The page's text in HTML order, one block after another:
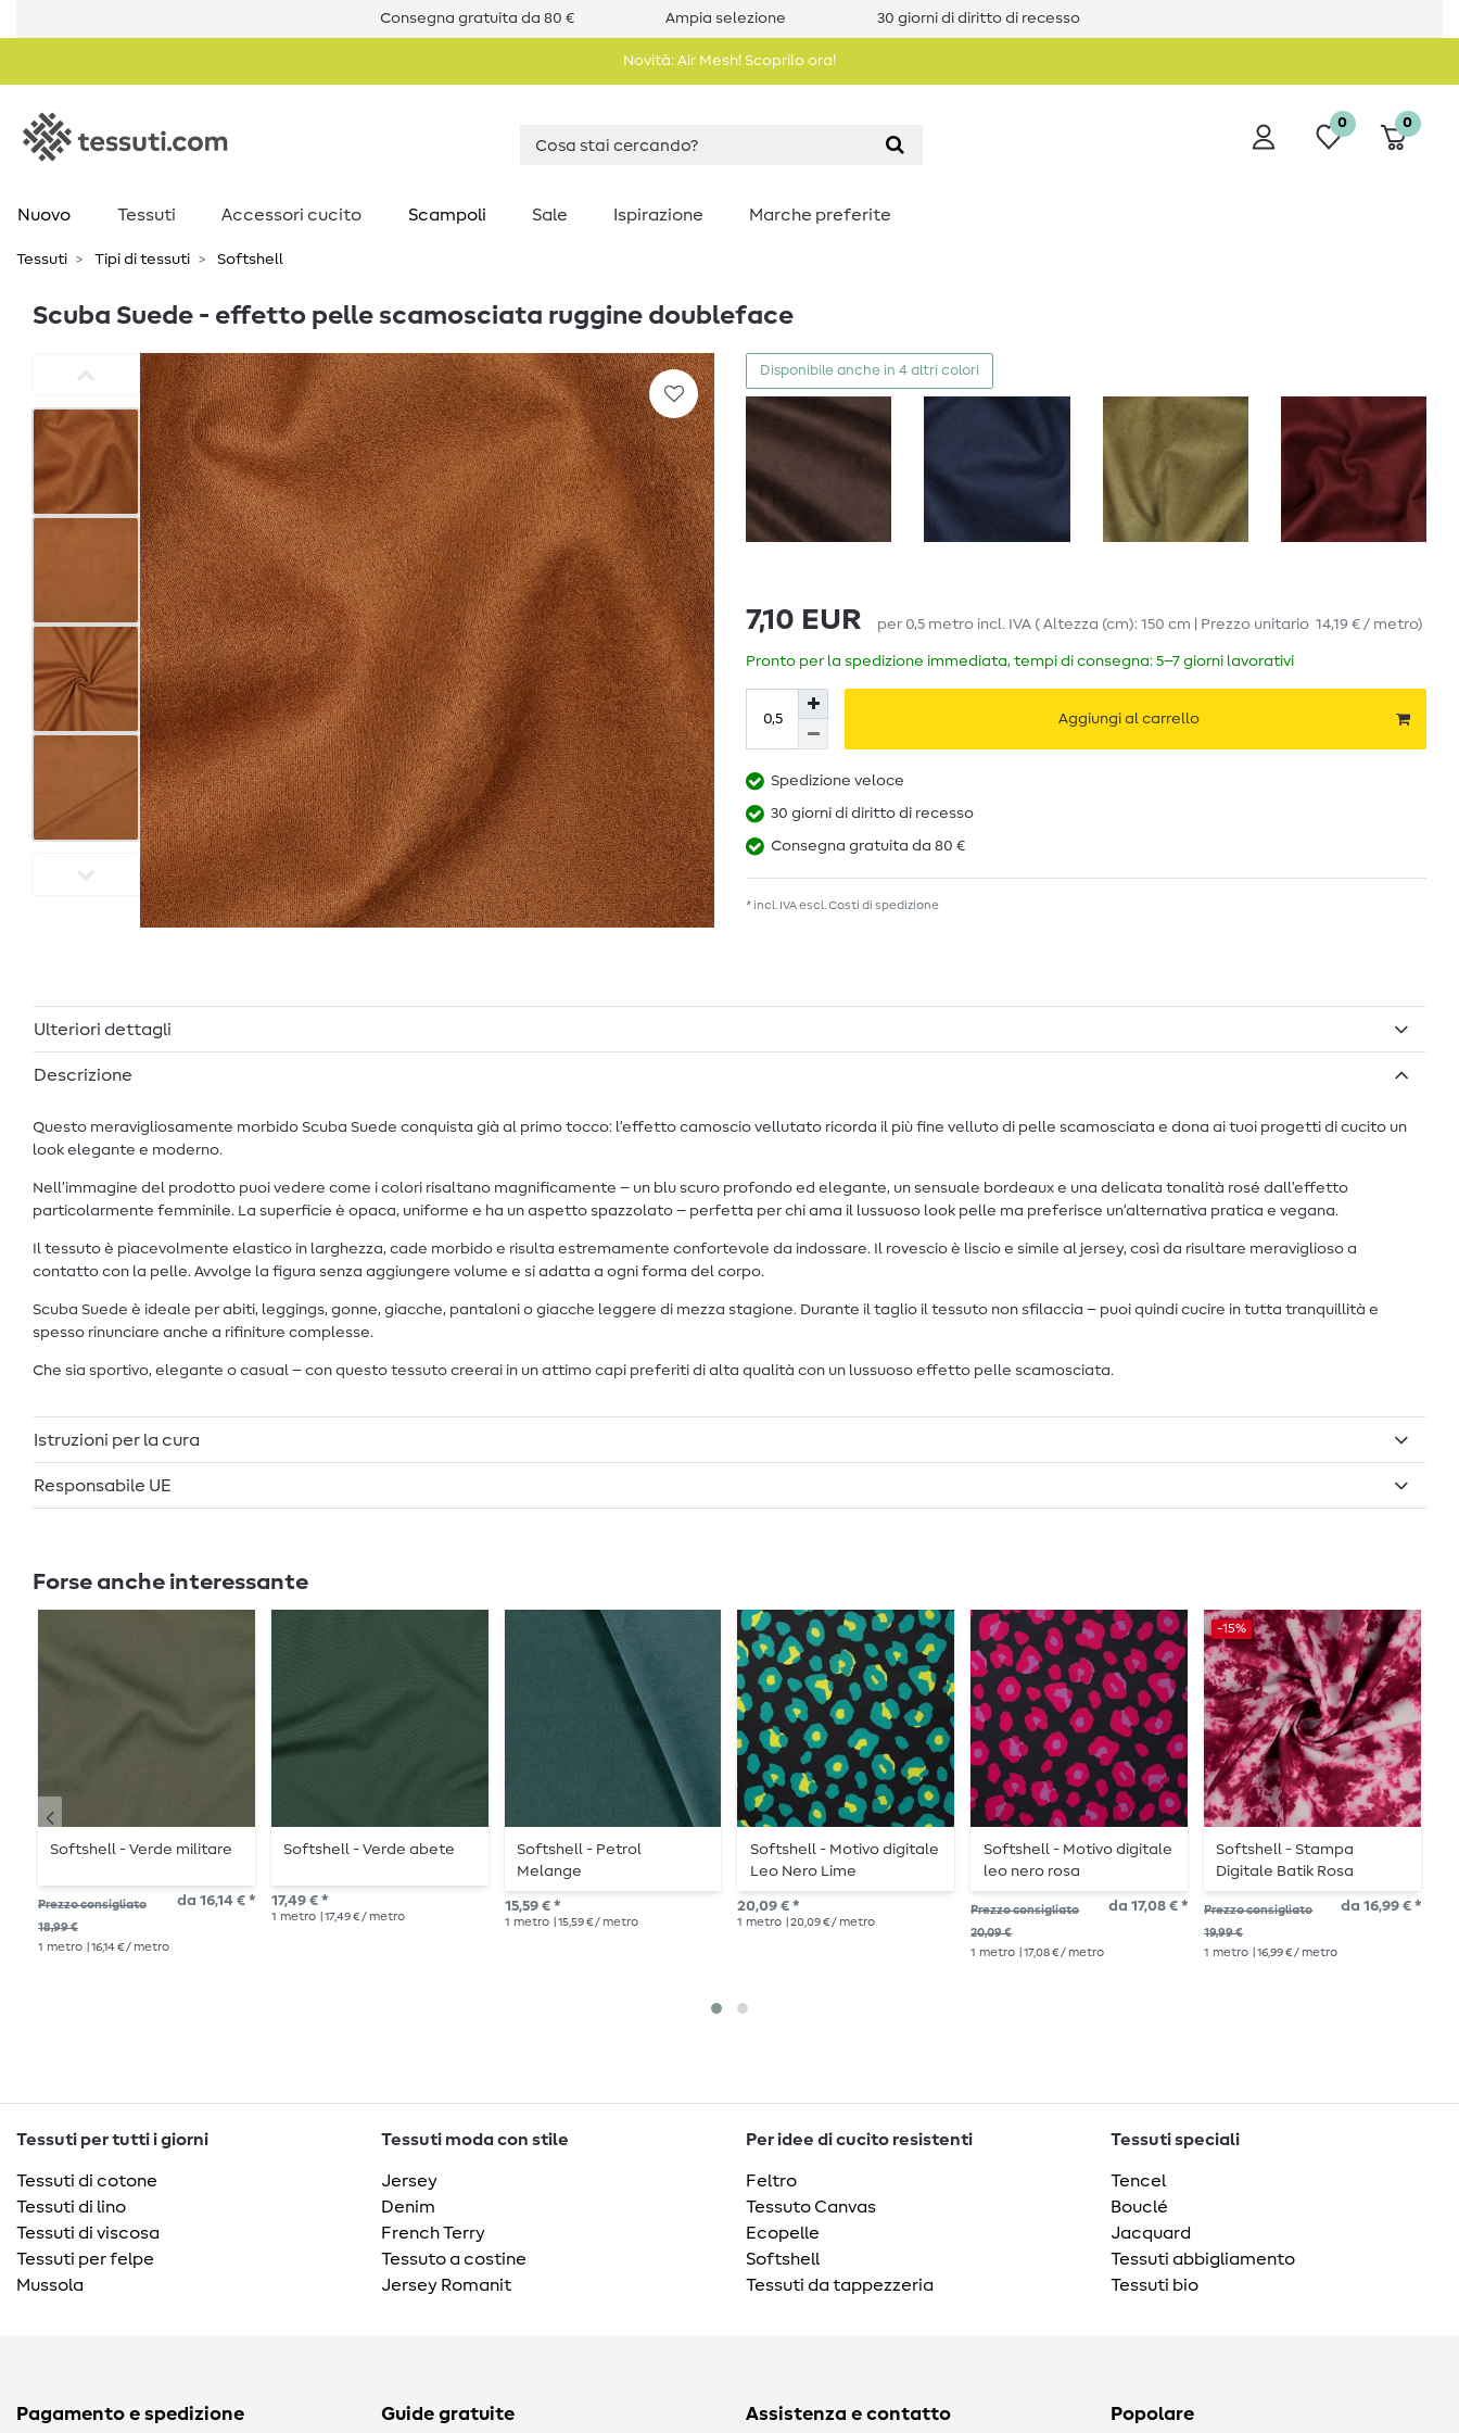
Consegna gratuita da 80 € Ampia selezione 30 giorni di diritto di recesso
Novità: Air Mesh! Scoprilo ora!
0 0
Nuovo Tessuti Accessori cucito Scampoli Sale Ispirazione Marche preferite
Tessuti Tipi di tessuti Softshell
Scuba Suede - effetto pelle scamosciata ruggine doubleface
Disponibile anche in 4 altri colori
7,10 EUR per 0,5 metro incl. IVA ( Altezza (cm): 150 cm | Prezzo unitario 14,19 € / metro)
Pronto per la spedizione immediata, tempi di consegna: 5–7 giorni lavorativi
Aggiungi al carrello
Spedizione veloce
30 giorni di diritto di recesso
Consegna gratuita da 80 €
* incl. IVA escl.Costi di spedizione
Ulteriori dettagli
Descrizione
Questo meravigliosamente morbido Scuba Suede conquista già al primo tocco: l’effetto camoscio vellutato ricorda il più fine velluto di pelle scamosciata e dona ai tuoi progetti di cucito un
look elegante e moderno.
Nell’immagine del prodotto puoi vedere come i colori risaltano magnificamente – un blu scuro profondo ed elegante, un sensuale bordeaux e una delicata tonalità rosé dall’effetto
particolarmente femminile. La superficie è opaca, uniforme e ha un aspetto spazzolato – perfetta per chi ama il lussuoso look pelle ma preferisce un’alternativa pratica e vegana.
Il tessuto è piacevolmente elastico in larghezza, cade morbido e risulta estremamente confortevole da indossare. Il rovescio è liscio e simile al jersey, così da risultare meraviglioso a
contatto con la pelle. Avvolge la figura senza aggiungere volume e si adatta a ogni forma del corpo.
Scuba Suede è ideale per abiti, leggings, gonne, giacche, pantaloni o giacche leggere di mezza stagione. Durante il taglio il tessuto non sfilaccia – puoi quindi cucire in tutta tranquillità e
spesso rinunciare anche a rifiniture complesse.
Che sia sportivo, elegante o casual – con questo tessuto creerai in un attimo capi preferiti di alta qualità con un lussuoso effetto pelle scamosciata.
Istruzioni per la cura
Responsabile UE
Forse anche interessante
Softshell - Verde militare
Prezzo consigliato
18,99 €
da 16,14 € *
1 metro | 16,14 € / metro
Softshell - Verde abete
17,49 € *
1 metro | 17,49 € / metro
Softshell - Petrol
Melange
15,59 € *
1 metro | 15,59 € / metro
Softshell - Motivo digitale
Leo Nero Lime
20,09 € *
1 metro | 20,09 € / metro
Softshell - Motivo digitale
leo nero rosa
Prezzo consigliato
20,09 €
da 17,08 € *
1 metro | 17,08 € / metro
-15%
Softshell - Stampa
Digitale Batik Rosa
Prezzo consigliato
19,99 €
da 16,99 € *
1 metro | 16,99 € / metro
Tessuti per tutti i giorni
Tessuti di cotone
Tessuti di lino
Tessuti di viscosa
Tessuti per felpe
Mussola
Tessuti moda con stile
Jersey
Denim
French Terry
Tessuto a costine
Jersey Romanit
Per idee di cucito resistenti
Feltro
Tessuto Canvas
Ecopelle
Softshell
Tessuti da tappezzeria
Tessuti speciali
Tencel
Bouclé
Jacquard
Tessuti abbigliamento
Tessuti bio
Pagamento e spedizione Guide gratuite Assistenza e contatto Popolare